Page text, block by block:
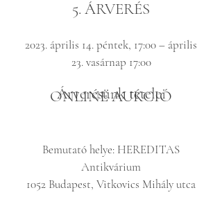
5. ÁRVERÉS
2023. április 14. péntek, 17:00 – április
23. vasárnap 17:00
ONLINE AUKCIÓ
Bemutató helye: HEREDITAS
Antikvárium
1052 Budapest, Vitkovics Mihály utca
Árverésünk tételei